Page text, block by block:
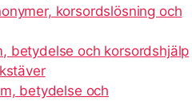
korsordslösning och
betydelse och korsordshjälp
betydelse och